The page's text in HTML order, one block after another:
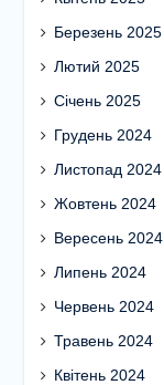
Березень 2025
Лютий 2025
Січень 2025
Грудень 2024
Листопад 2024
Жовтень 2024
Вересень 2024
Липень 2024
Червень 2024
Травень 2024
Квітень 2024